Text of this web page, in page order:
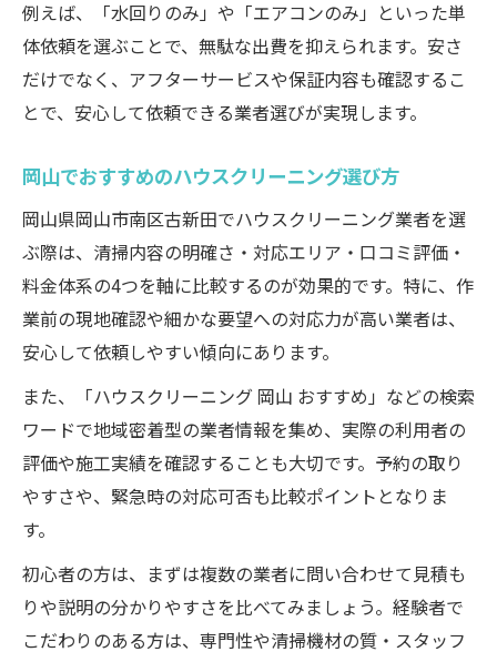
例えば、「水回りのみ」や「エアコンのみ」といった単
体依頼を選ぶことで、無駄な出費を抑えられます。安さ
だけでなく、アフターサービスや保証内容も確認するこ
とで、安心して依頼できる業者選びが実現します。
岡山でおすすめのハウスクリーニング選び方
岡山県岡山市南区古新田でハウスクリーニング業者を選
ぶ際は、清掃内容の明確さ・対応エリア・口コミ評価・
料金体系の4つを軸に比較するのが効果的です。特に、作
業前の現地確認や細かな要望への対応力が高い業者は、
安心して依頼しやすい傾向にあります。
また、「ハウスクリーニング 岡山 おすすめ」などの検索
ワードで地域密着型の業者情報を集め、実際の利用者の
評価や施工実績を確認することも大切です。予約の取り
やすさや、緊急時の対応可否も比較ポイントとなりま
す。
初心者の方は、まずは複数の業者に問い合わせて見積も
りや説明の分かりやすさを比べてみましょう。経験者で
こだわりのある方は、専門性や清掃機材の質・スタッフ